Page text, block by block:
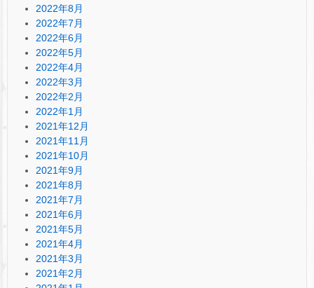
2022年8月
2022年7月
2022年6月
2022年5月
2022年4月
2022年3月
2022年2月
2022年1月
2021年12月
2021年11月
2021年10月
2021年9月
2021年8月
2021年7月
2021年6月
2021年5月
2021年4月
2021年3月
2021年2月